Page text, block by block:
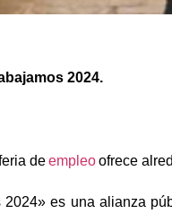
2024.
deempleoofrece
2024» es una alianza